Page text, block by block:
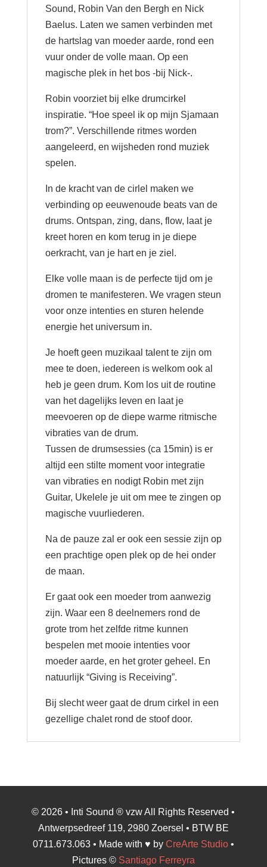
Sound, Robin Van den Bergh en Nick
Baelus. Laten we samen verbinden met
de hartslag van moeder aarde, rond een
vuur onder de volle maan. Op een
magische plek in het bos -bij Nick-.
Robin voorziet bij elke drumcirkel
inspiratie. “Hoe speel ik op mijn Sjamaan
trom?”. Verschillende ritmes worden
aangeleerd, en wijsheden rond muziek
spelen.
In de kracht van de cirlel maken we
verbinding op eeuwenoude beats van de
drums. Ontspan, zing, dans, flow, laat je
kreet horen en kom terug in je diepe
oerkracht, van je hart en je ziel.
Elke volle maan is de perfecte tijd om je
dromen te manifesteren. We vragen steun
voor onze intenties en sturen helende
energie het universum in.
Je hoeft geen muzikaal talent te zijn om
mee te doen, iedereen is welkom ook al
heb je geen drum. Kom los uit de routine
van het dagelijks leven en laat je
meevoeren op de diepe warme ritmische
vibraties van de drum.
Tussen de drumsessies (ca 15min) is er
altijd een stilte moment voor integratie
van vibraties en nodigt Robin met zijn
Guitar, Ukelele je uit om mee te zingen op
magische vuurliederen.
Na de pauze zal er ook een sessie zijn op
een prachtige open plek op de hei onder
de maan.
Er gaat ook een moeder trom aanwezig
zijn. Waar een 8 deelnemers rond de
grote trom het zelfde ritme kunnen
bespelen met mooie intenties voor
moeder aarde, en het groter geheel. En
natuurlijk “Giving is Receiving”.
Bij slecht weer gaat de drum cirkel in een
gezellige chalet rond de stoof door.
© 2026 • Inti Sound ® vzw All Rights Reserved •
Antwerpsedreef 119, 2980 Zoersel • BTW BE
0711.673.063 • Made with ♥ by CreArte Studio•
Pictures © Santiago Ferreyra